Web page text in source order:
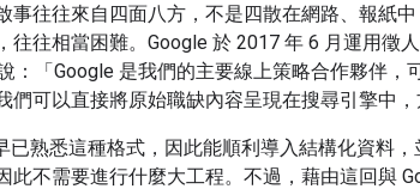
事往往來自四面八方，不是四散在網路、報紙
往往相當困難。Google 於 2017 年 6 月運用
：「Google 是我們的主要線上策略合作夥伴
們可以直接將原始職缺內容呈現在搜尋引擎中
已熟悉這種格式，因此能順利導入結構化資料
此不需要進行什麼大工程。不過，藉由這回與